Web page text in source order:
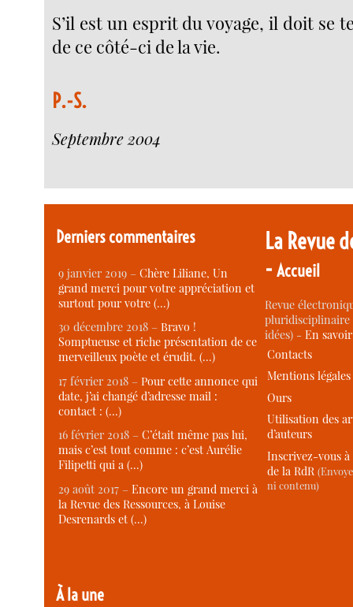
S’il est un esprit du voyage, il doit se
de ce côté-ci de la vie.
P.-S.
Septembre 2004
Derniers commentaires
9 janvier 2019 –Chère Liliane, Un
grand merci pour votre appréciation et
surtout pour votre (…)
30 décembre 2018 –Bravo !
Somptueuse et riche présentation de ce
merveilleux poète et érudit. (…)
17 février 2018 –Pour cette annonce qui
date, j’ai changé d’adresse mail :
contact : (…)
16 février 2018 –C’était même pas lui,
mais c’est tout comme : c’est Aurélie
Filipetti qui a (…)
29 août 2017 –Encore un grand merci à
la Revue des Ressources, à Louise
Desrenards et (…)
À la une
La Revue
-Accueil
Revue
idées) -En
Contacts
Mentions légales
Ours
Utilisation des
d’auteurs
Inscrivez-vous
de la RdR
ni contenu)